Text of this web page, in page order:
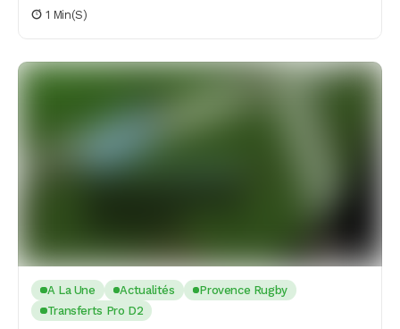
1 Min(s)
A La Une Actualités
Provence Rugby
Transferts Pro D2